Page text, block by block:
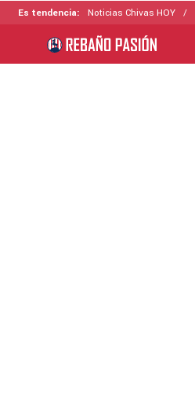
Es tendencia: Noticias Chivas HOY